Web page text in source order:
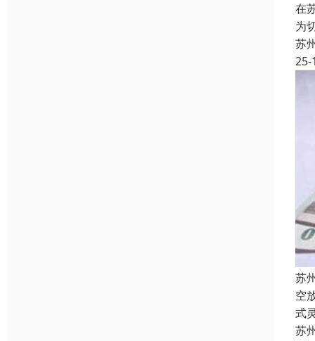
在
为
苏
25-
苏
空
式
苏